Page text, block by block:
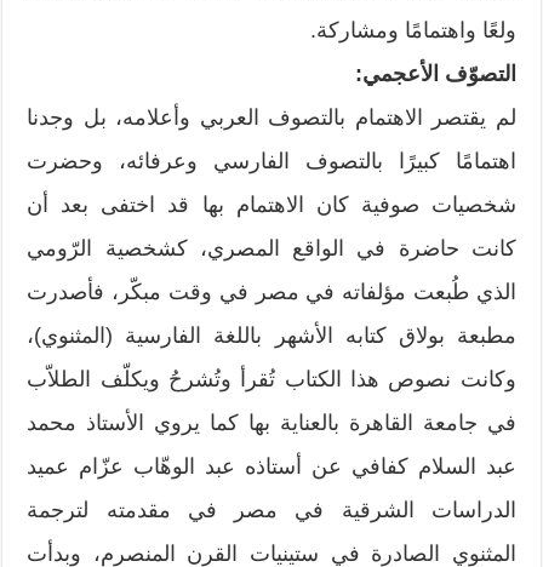
ولعًا واهتمامًا ومشاركة.
التصوّف الأعجمي:
لم يقتصر الاهتمام بالتصوف العربي وأعلامه، بل وجدنا
اهتمامًا كبيرًا بالتصوف الفارسي وعرفائه، وحضرت
شخصيات صوفية كان الاهتمام بها قد اختفى بعد أن
كانت حاضرة في الواقع المصري، كشخصية الرّومي
الذي طُبعت مؤلفاته في مصر في وقت مبكّر، فأصدرت
مطبعة بولاق كتابه الأشهر باللغة الفارسية (المثنوي)،
وكانت نصوص هذا الكتاب تُقرأ وتُشرحُ ويكلّف الطلاّب
في جامعة القاهرة بالعناية بها كما يروي الأستاذ محمد
عبد السلام كفافي عن أستاذه عبد الوهّاب عزّام عميد
الدراسات الشرقية في مصر في مقدمته لترجمة
المثنوي الصادرة في ستينيات القرن المنصرم، وبدأت